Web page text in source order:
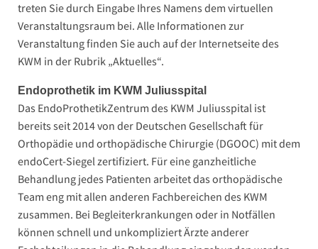
treten Sie durch Eingabe Ihres Namens dem virtuellen
Veranstaltungsraum bei. Alle Informationen zur
Veranstaltung finden Sie auch auf der Internetseite des
KWM in der Rubrik „Aktuelles“.
Endoprothetik im KWM Juliusspital
Das EndoProthetikZentrum des KWM Juliusspital ist
bereits seit 2014 von der Deutschen Gesellschaft für
Orthopädie und orthopädische Chirurgie (DGOOC) mit dem
endoCert-Siegel zertifiziert. Für eine ganzheitliche
Behandlung jedes Patienten arbeitet das orthopädische
Team eng mit allen anderen Fachbereichen des KWM
zusammen. Bei Begleiterkrankungen oder in Notfällen
können schnell und unkompliziert Ärzte anderer